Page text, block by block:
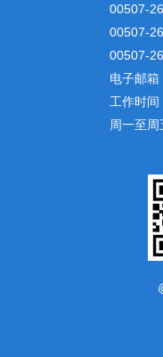
00507-
00507-
00507-
电子邮
工作时间
周一至